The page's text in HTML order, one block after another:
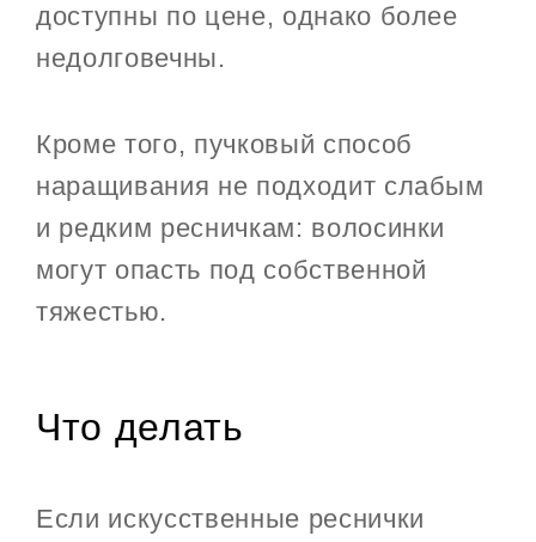
доступны по цене, однако более
недолговечны.
Кроме того, пучковый способ
наращивания не подходит слабым
и редким ресничкам: волосинки
могут опасть под собственной
тяжестью.
Что делать
Если искусственные реснички